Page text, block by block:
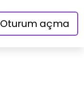
Oturum açma